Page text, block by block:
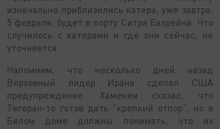
изначально приблизились катера, уже завтра,
5 февраля, будет в порту Ситра Бахрейна. Что
случилось с катерами и где они сейчас, не
уточняется.
Напомним, что несколько дней назад
Верховный лидер Ирана сделал США
предупреждение. Хаменеи сказал, что
Тегеран-то готов дать "крепкий отпор", но в
Белом доме должны понимать, что их